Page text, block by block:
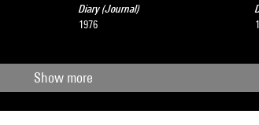
Diary (Journal)
1976
Show more